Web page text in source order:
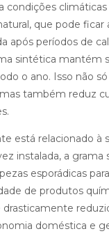
condições
que pode ficar
após períodos de
sintética mantém
o ano. Isso não
também reduz
está relacionado à
instalada, a grama
esporádicas
de produtos
doméstica e